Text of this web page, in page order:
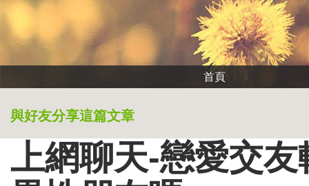
首頁
與好友分享這篇文章
上網聊天-戀愛交